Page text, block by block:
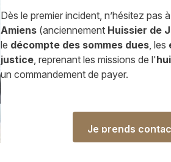
Dès le premier incident, n’hésitez pas
Amiens (anciennement Huissier de
le décompte des sommes dues , les
justice , reprenant les missions de l'
un commandement de payer.
Je prends
Je prends